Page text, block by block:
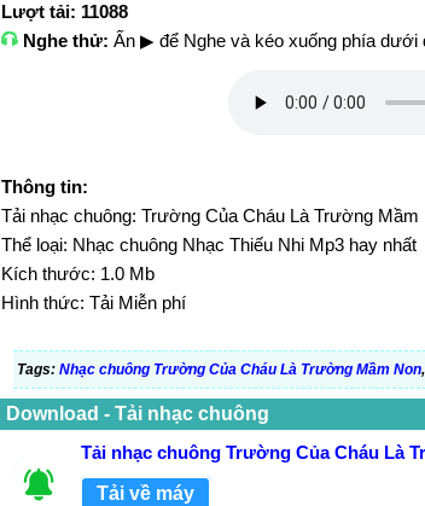
Lượt tải: 11088
Nghe thử: Ấn ▶ để Nghe và kéo xuống phía dưới
Thông tin:
Tải nhạc chuông: Trường Của Cháu Là Trường Mầm
Thể loại: Nhạc chuông Nhạc Thiếu Nhi Mp3 hay nhất
Kích thước: 1.0 Mb
Hình thức: Tải Miễn phí
Tags: Nhạc chuông Trường Của Cháu Là Trường Mầm Non
Download - Tải nhạc chuông
Tải nhạc chuông Trường Của Cháu Là
Tải về máy